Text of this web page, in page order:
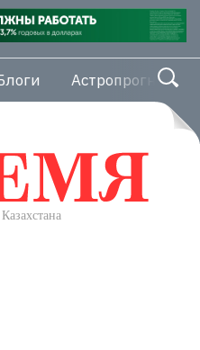
Астропрогноз